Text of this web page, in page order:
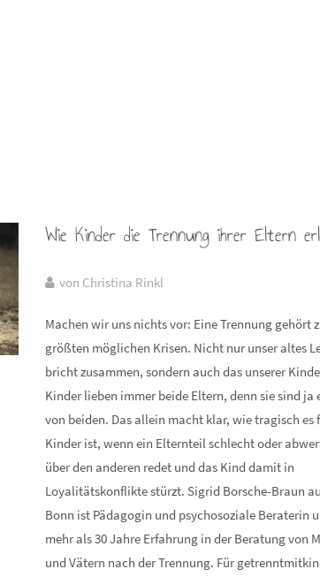
Wie Kinder die Trennung ihrer Eltern
von Christina Rinkl
Machen wir uns nichts vor: Eine Trennung gehört
größten möglichen Krisen. Nicht nur unser altes
bricht zusammen, sondern auch das unserer
Kinder lieben immer beide Eltern, denn sie sind ja
von beiden. Das allein macht klar, wie tragisch es
Kinder ist, wenn ein Elternteil schlecht oder
über den anderen redet und das Kind damit in
Loyalitätskonflikte stürzt. Sigrid Borsche-Braun
Bonn ist Pädagogin und psychosoziale Beraterin
mehr als 30 Jahre Erfahrung in der Beratung von
und Vätern nach der Trennung. Für